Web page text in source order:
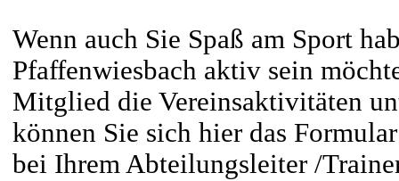
Wenn auch Sie Spaß am Sport
Pfaffenwiesbach aktiv sein
Mitglied die Vereinsaktivitäten
können Sie sich hier das
bei Ihrem Abteilungsleiter /